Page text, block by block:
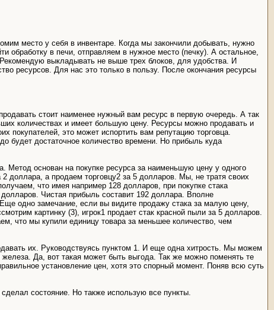
место у себя в инвентаре. Когда мы закончили добывать, нужно
обработку в печи, отправляем в нужное место (печку). А остальное,
выкладывать не выше трех блоков, для удобства. И
ресурсов. Для нас это только в пользу. После окончания ресурсы
стоит наименее нужный вам ресурс в первую очередь. А так
количествах и имеет большую цену. Ресурсы можно продавать и
покупателей, это может испортить вам репутацию торговца.
будет достаточное количество времени. Но прибыль куда
Метод основан на покупке ресурса за наименьшую цену у одного
доллара, а продаем торговцу2 за 5 долларов. Мы, не тратя своих
что имея например 128 долларов, при покупке стака
Чистая прибыль составит 192 доллара. Вполне
одно замечание, если вы видите продажу стака за малую цену,
картинку (3), игрок1 продает стак красной пыли за 5 долларов.
что мы купили единицу товара за меньшее количество, чем
их. Руководствуясь пунктом 1. И еще одна хитрость. Мы можем
Да, вот такая может быть выгода. Так же можно поменять те
установление цен, хотя это спорный момент. Поняв всю суть
состояние. Но также использую все пункты.